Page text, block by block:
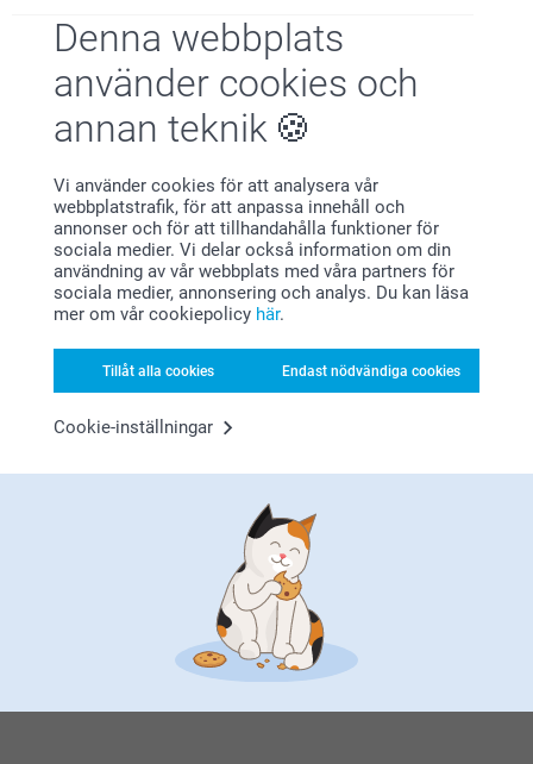
Denna webbplats
använder cookies och
annan teknik
Vi använder cookies för att analysera vår
webbplatstrafik, för att anpassa innehåll och
annonser och för att tillhandahålla funktioner för
sociala medier. Vi delar också information om din
användning av vår webbplats med våra partners för
sociala medier, annonsering och analys. Du kan läsa
mer om vår cookiepolicy här.
Tillåt alla cookies Endast nödvändiga cookies
Cookie-inställningar
Nöjd kundgaranti
Bonus på alla dina köp